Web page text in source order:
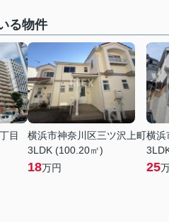
る物件
目
横浜市神奈川区三ツ沢上町
3LDK (100.20㎡)
18万円
横浜
25